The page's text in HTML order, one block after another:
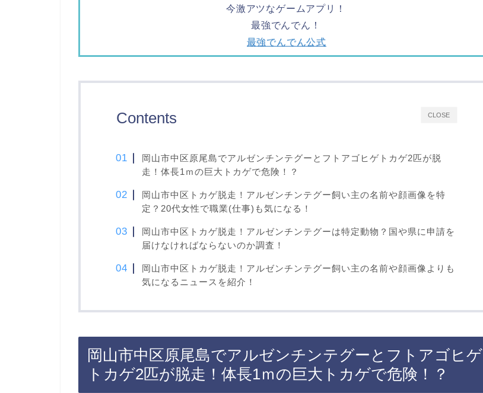
今激アツなゲームアプリ！
最強でんでん！
最強でんでん公式
CLOSE
Contents
岡山市中区原尾島でアルゼンチンテグーとフトアゴヒゲトカゲ2匹が脱
走！体長1ｍの巨大トカゲで危険！？
岡山市中区トカゲ脱走！アルゼンチンテグー飼い主の名前や顔画像を特
定？20代女性で職業(仕事)も気になる！
岡山市中区トカゲ脱走！アルゼンチンテグーは特定動物？国や県に申請を
届けなければならないのか調査！
岡山市中区トカゲ脱走！アルゼンチンテグー飼い主の名前や顔画像よりも
気になるニュースを紹介！
岡山市中区原尾島でアルゼンチンテグーとフトアゴヒゲ
トカゲ2匹が脱走！体長1ｍの巨大トカゲで危険！？